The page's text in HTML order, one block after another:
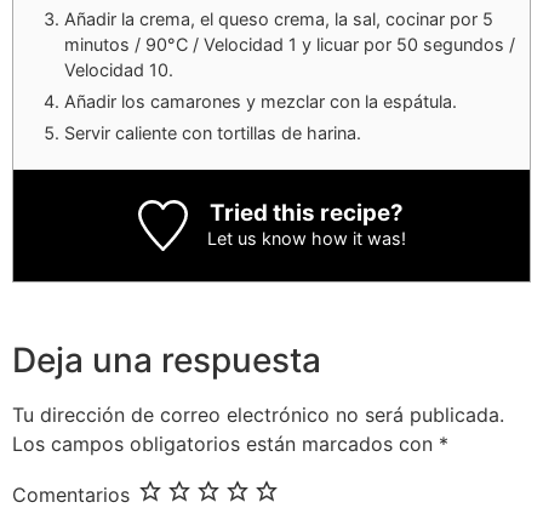
Añadir la crema, el queso crema, la sal, cocinar por 5
minutos / 90°C / Velocidad 1 y licuar por 50 segundos /
Velocidad 10.
Añadir los camarones y mezclar con la espátula.
Servir caliente con tortillas de harina.
Tried this recipe?
Let us know how it was!
Deja una respuesta
Tu dirección de correo electrónico no será publicada.
Los campos obligatorios están marcados con *
Comentarios